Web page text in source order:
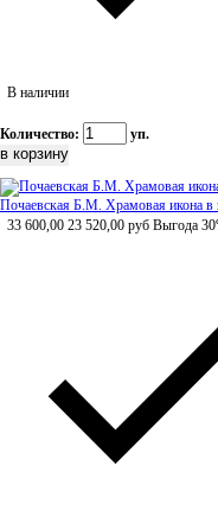
В наличии
Количество: уп.
Почаевская Б.М. Храмовая икона
33 600,00 23 520,00 руб Выгода